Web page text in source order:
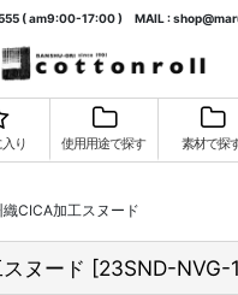
( am9:00-17:00 ) MAIL :
り 使用用途で探す 素材で探
織CICA加工スヌード
ヌード [23SND-NVG-1